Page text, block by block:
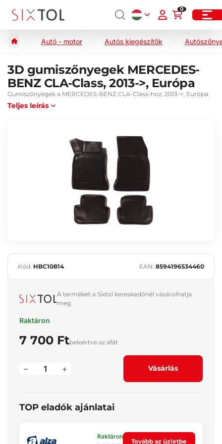
0
Autó - motor Autós kiegészítők
3D gumiszőnyegek MERCEDES-
BENZ CLA-Class, 2013->, Európa
Gumiszőnyegek a MERCEDES-BENZ CLA-Class-hoz, 2013->, Európa.
Teljes leírás
Kód: HBC10814 EAN: 8594196534460
A terméket a Sixtol kereskedőnél vásárolhatja
meg
Raktáron
7 700 Ftbeleértve az áfát
+
– Vásárlás
TOP eladók ajánlatai
Raktáron
Tovább az üzletbe